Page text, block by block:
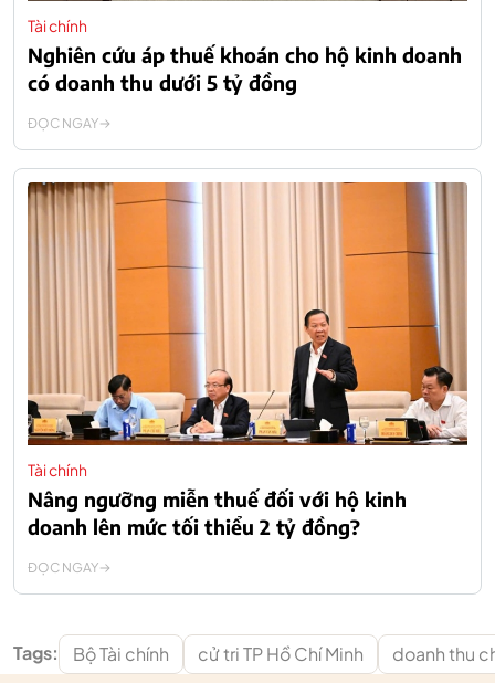
Tài chính
Nghiên cứu áp thuế khoán cho hộ kinh doanh
có doanh thu dưới 5 tỷ đồng
ĐỌC NGAY
Tài chính
Nâng ngưỡng miễn thuế đối với hộ kinh
doanh lên mức tối thiểu 2 tỷ đồng?
ĐỌC NGAY
Tags: Bộ Tài chính cử tri TP Hồ Chí Minh doanh thu